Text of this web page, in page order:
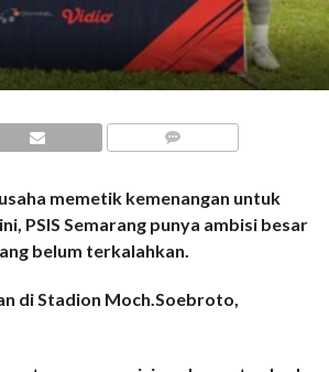
memetik kemenangan untuk
PSIS Semarang punya ambisi besar
belum terkalahkan.
di Stadion Moch.Soebroto,